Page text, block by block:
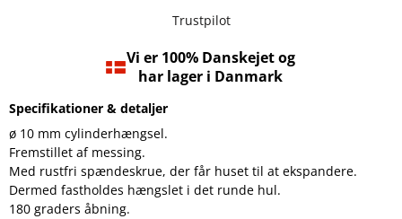
Trustpilot
Vi er 100% Danskejet og
har lager i Danmark
Specifikationer & detaljer
ø 10 mm cylinderhængsel.
Fremstillet af messing.
Med rustfri spændeskrue, der får huset til at ekspandere.
Dermed fastholdes hængslet i det runde hul.
180 graders åbning.